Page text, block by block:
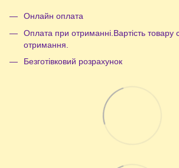
Онлайн оплата
Оплата при отриманні.Вартість товару
отримання.
Безготівковий розрахунок